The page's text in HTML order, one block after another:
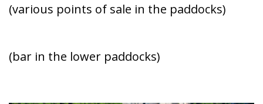
(various points of sale in the paddocks)
(bar in the lower paddocks)